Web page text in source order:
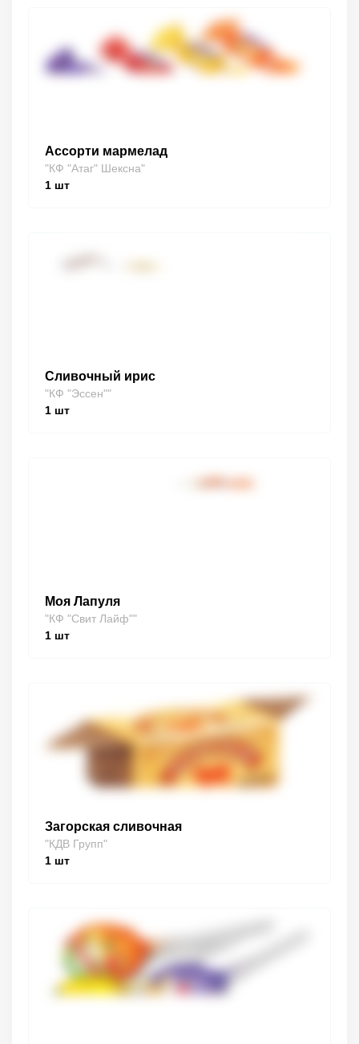
Ассорти мармелад
"КФ "Атаг" Шексна"
1 шт
Сливочный ирис
"КФ "Эссен""
1 шт
Моя Лапуля
"КФ "Свит Лайф""
1 шт
Загорская сливочная
"КДВ Групп"
1 шт